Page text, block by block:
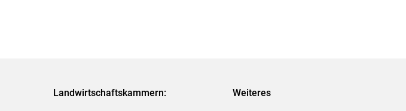
Landwirtschaftskammern: Weiteres